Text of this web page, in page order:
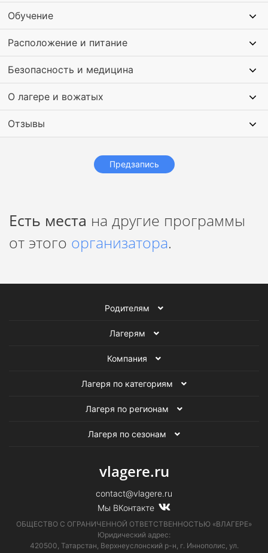
Обучение
Расположение и питание
Безопасность и медицина
О лагере и вожатых
Отзывы
Предзапись
Есть места на другие программы
от этого организатора.
Родителям
Лагерям
Компания
Лагеря по категориям
Лагеря по регионам
Лагеря по сезонам
vlagere.ru
contact@vlagere.ru
Мы ВКонтакте
ОБЩЕСТВО С ОГРАНИЧЕННОЙ ОТВЕТСТВЕННОСТЬЮ «ВЛАГЕРЕ»
Юридический адрес:
420500, Татарстан, Верхнеуслонский р-н, г. Иннополис, ул.